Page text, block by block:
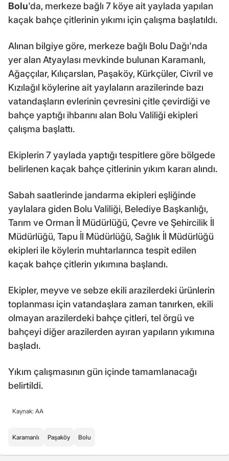
Bolu'da, merkeze bağlı 7 köye ait yaylada yapılan
kaçak bahçe çitlerinin yıkımı için çalışma başlatıldı.
Alınan bilgiye göre, merkeze bağlı Bolu Dağı'nda
yer alan Atyaylası mevkinde bulunan Karamanlı,
Ağaççılar, Kılıçarslan, Paşaköy, Kürkçüler, Civril ve
Kızılağıl köylerine ait yaylaların arazilerinde bazı
vatandaşların evlerinin çevresini çitle çevirdiği ve
bahçe yaptığı ihbarını alan Bolu Valiliği ekipleri
çalışma başlattı.
Ekiplerin 7 yaylada yaptığı tespitlere göre bölgede
belirlenen kaçak bahçe çitlerinin yıkım kararı alındı.
Sabah saatlerinde jandarma ekipleri eşliğinde
yaylalara giden Bolu Valiliği, Belediye Başkanlığı,
Tarım ve Orman İl Müdürlüğü, Çevre ve Şehircilik İl
Müdürlüğü, Tapu İl Müdürlüğü, Sağlık İl Müdürlüğü
ekipleri ile köylerin muhtarlarınca tespit edilen
kaçak bahçe çitlerin yıkımına başlandı.
Ekipler, meyve ve sebze ekili arazilerdeki ürünlerin
toplanması için vatandaşlara zaman tanırken, ekili
olmayan arazilerdeki bahçe çitleri, tel örgü ve
bahçeyi diğer arazilerden ayıran yapıların yıkımına
başladı.
Yıkım çalışmasının gün içinde tamamlanacağı
belirtildi.
Kaynak: AA
Karamanlı Paşaköy Bolu